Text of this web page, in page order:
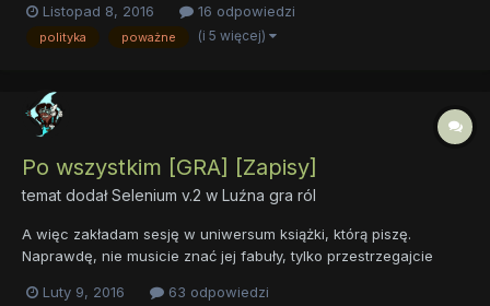
Sejm i Senat
https://www.facebook.com/groups/1089789357801406/ Ta
Listopad 8, 2016 16 odpowiedzi
polityka poważne (i 5 więcej)
Po wszystkim [GRA] [Zapisy]
temat dodałSelenium v.2 w Luźna gra ról
A więc zakładam sesję w uniwersum książki, którą piszę.
Naprawdę, nie musicie znać jej fabuły, tylko przestrzegajcie
pytania mile widziane. A więc podam zasady, kartę postaci i
Luty 9, 2016 63 odpowiedzi